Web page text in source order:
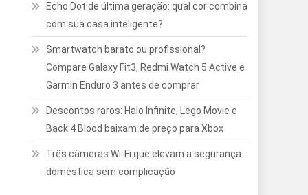
Echo Dot de última geração: qual cor combina
com sua casa inteligente?
Smartwatch barato ou profissional?
Compare Galaxy Fit3, Redmi Watch 5 Active e
Garmin Enduro 3 antes de comprar
Descontos raros: Halo Infinite, Lego Movie e
Back 4 Blood baixam de preço para Xbox
Três câmeras Wi-Fi que elevam a segurança
doméstica sem complicação